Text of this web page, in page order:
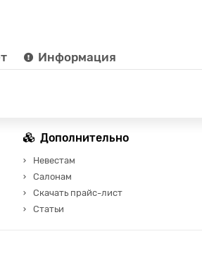
Информация
Дополнительно
Невестам
Салонам
Скачать прайс-лист
Статьи